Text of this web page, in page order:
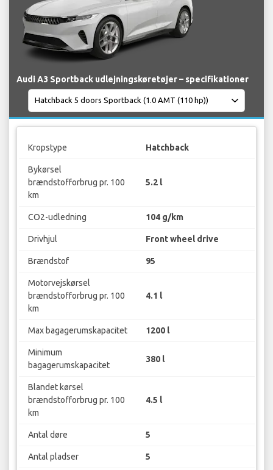
Audi A3 Sportback udlejningskøretøjer – specifikationer
Kropstype Hatchback
Bykørsel
brændstofforbrug pr. 100
km
5.2 l
CO2-udledning 104 g/km
Drivhjul Front wheel drive
Brændstof 95
Motorvejskørsel
brændstofforbrug pr. 100
km
4.1 l
Max bagagerumskapacitet 1200 l
Minimum
bagagerumskapacitet
380 l
Blandet kørsel
brændstofforbrug pr. 100
km
4.5 l
Antal døre 5
Antal pladser 5